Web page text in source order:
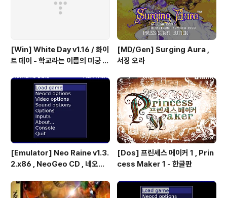
[Win] White Day v1.16 / 화이
트 데이 - 학교라는 이름의 미궁 -
[MD/Gen] Surging Aura ,
서징 오라
[Emulator] Neo Raine v1.3.
2.x86 , NeoGeo CD , 네오지
[Dos] 프린세스 메이커 1 , Prin
cess Maker 1 - 한글판